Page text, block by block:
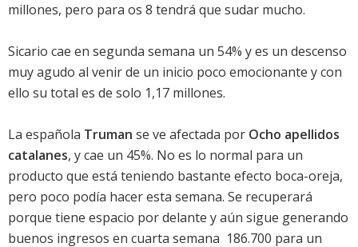
millones, pero para os 8 tendrá que sudar mucho.
Sicario cae en segunda semana un 54% y es un descenso
muy agudo al venir de un inicio poco emocionante y con
ello su total es de solo 1,17 millones.
La española Truman se ve afectada por Ocho apellidos
catalanes, y cae un 45%. No es lo normal para un
producto que está teniendo bastante efecto boca-oreja,
pero poco podía hacer esta semana. Se recuperará
porque tiene espacio por delante y aún sigue generando
buenos ingresos en cuarta semana  186.700 para un